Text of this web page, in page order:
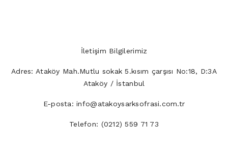
İletişim Bilgilerimiz
Adres: Ataköy Mah.Mutlu sokak 5.kısım çarşısı No:18, D:3A
Ataköy / İstanbul
E-posta: info@atakoysarksofrasi.com.tr
Telefon: (0212) 559 71 73